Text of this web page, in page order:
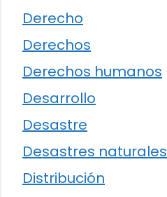
Derecho
Derechos
Derechos humanos
Desarrollo
Desastre
Desastres naturales
Distribución